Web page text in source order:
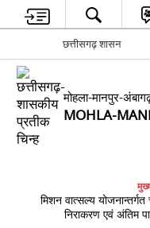
छत्तीसगढ़ शासन
मोहला-मानपुर-
MOHLA-
मिशन वात्सल्य
निराकरण एवं अंतिम